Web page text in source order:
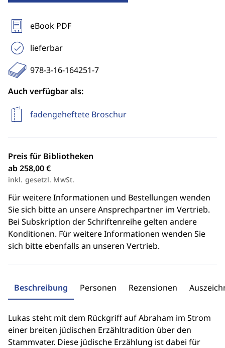
eBook PDF
lieferbar
978-3-16-164251-7
Auch verfügbar als:
fadengeheftete Broschur
Preis für Bibliotheken
ab 258,00 €
inkl. gesetzl. MwSt.
Für weitere Informationen und Bestellungen wenden
Sie sich bitte an unsere Ansprechpartner im Vertrieb.
Bei Subskription der Schriftenreihe gelten andere
Konditionen. Für weitere Informationen wenden Sie
sich bitte ebenfalls an unseren Vertrieb.
Beschreibung Personen Rezensionen
Lukas steht mit dem Rückgriff auf Abraham im Strom
einer breiten jüdischen Erzähltradition über den
Stammvater. Diese jüdische Erzählung ist dabei für